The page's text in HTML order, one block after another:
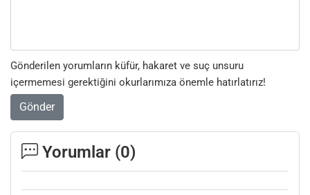
Gönderilen yorumların küfür, hakaret ve suç unsuru
içermemesi gerektiğini okurlarımıza önemle hatırlatırız!
Gönder
Yorumlar (0)